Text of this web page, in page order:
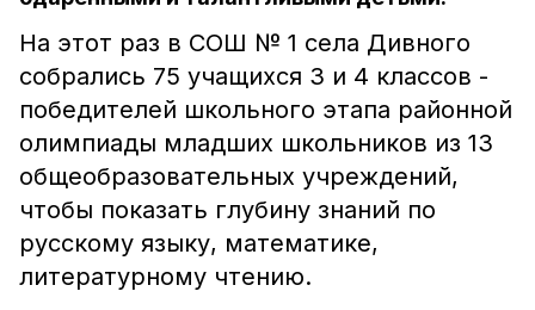
На этот раз в СОШ № 1 села Дивного
собрались 75 учащихся 3 и 4 классов -
победителей школьного этапа районной
олимпиады младших школьников из 13
общеобразовательных учреждений,
чтобы показать глубину знаний по
русскому языку, математике,
литературному чтению.